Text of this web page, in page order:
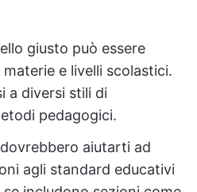
giusto può essere
e livelli scolastici.
a diversi stili di
pedagogici.
aiutarti ad
agli standard educativi